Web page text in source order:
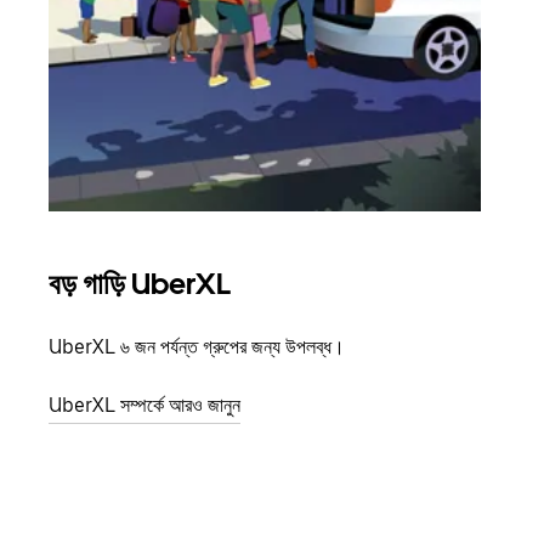
বড় গাড়ি UberXL
UberXL ৬ জন পর্যন্ত গ্রুপের জন্য উপলব্ধ।
UberXL সম্পর্কে আরও জানুন